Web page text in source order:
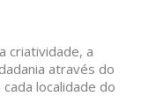
criatividade, a
através do
localidade do